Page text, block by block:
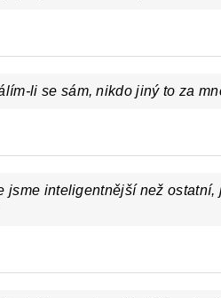
li se sám, nikdo jiný to za
jsme inteligentnější než